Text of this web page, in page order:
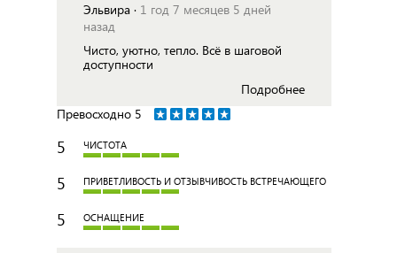
Эльвира · 1 год 7 месяцев 5 дней
назад
Чисто, уютно, тепло. Всё в шаговой
доступности
Подробнее
Превосходно 5
5 ЧИСТОТА
5 ПРИВЕТЛИВОСТЬ И ОТЗЫВЧИВОСТЬ ВСТРЕЧАЮЩЕГО
5 ОСНАЩЕНИЕ